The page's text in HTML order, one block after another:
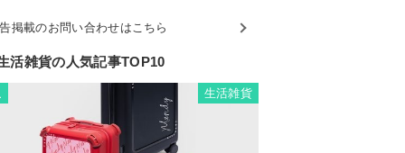
掲載のお問い合わせはこちら
活雑貨の人気記事TOP10
生活雑貨